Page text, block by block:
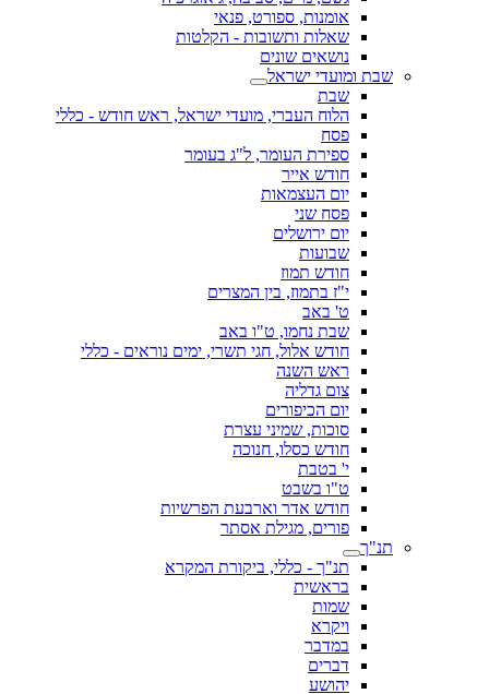
אומנות, ספורט, פנאי
שאלות ותשובות - הקלטות
נושאים שונים
שבת ומועדי ישראל
שבת
הלוח העברי, מועדי ישראל, ראש חודש - כללי
פסח
ספירת העומר, ל"ג בעומר
חודש אייר
יום העצמאות
פסח שני
יום ירושלים
שבועות
חודש תמוז
י"ז בתמוז, בין המצרים
ט' באב
שבת נחמו, ט"ו באב
חודש אלול, חגי תשרי, ימים נוראים - כללי
ראש השנה
צום גדליה
יום הכיפורים
סוכות, שמיני עצרת
חודש כסלו, חנוכה
י' בטבת
ט"ו בשבט
חודש אדר וארבעת הפרשיות
פורים, מגילת אסתר
תנ"ך
תנ"ך - כללי, ביקורת המקרא
בראשית
שמות
ויקרא
במדבר
דברים
יהושע